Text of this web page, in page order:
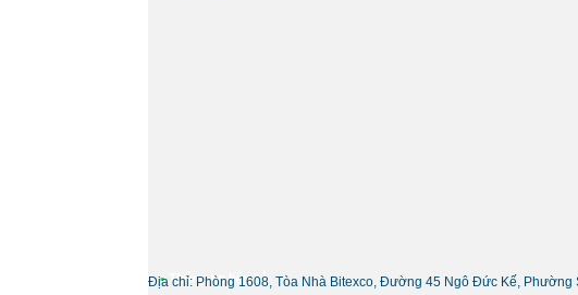
• Thông tin liên hệ
Địa chỉ: Phòng 1608, Tòa Nhà Bitexco, Đường 45 Ngô Đức Kế, Phường